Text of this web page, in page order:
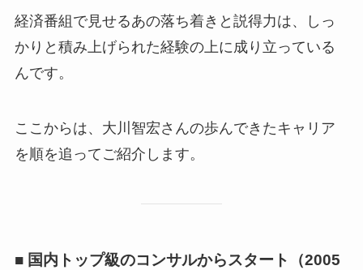
経済番組で見せるあの落ち着きと説得力は、しっ
かりと積み上げられた経験の上に成り立っている
んです。
ここからは、大川智宏さんの歩んできたキャリア
を順を追ってご紹介します。
■ 国内トップ級のコンサルからスタート（2005